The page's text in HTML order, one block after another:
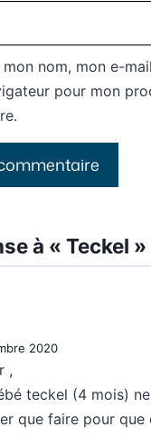
mon nom, mon e-
pour mon
à « Teckel »
2020
,
teckel (4 mois)
que faire pour que